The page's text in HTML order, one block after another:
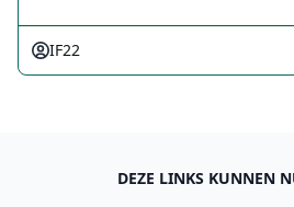
IF22
DEZE LINKS KUNNEN